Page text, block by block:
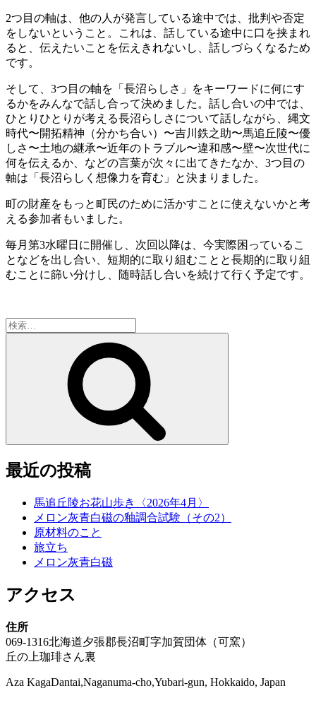
2つ目の軸は、他の人が発言している途中では、批判や否定
をしないということ。これは、話している途中に口を挟まれ
ると、伝えたいことを伝えきれないし、話しづらくなるため
です。
そして、3つ目の軸を「長沼らしさ」をキーワードに何にす
るかをみんなで話し合って決めました。話し合いの中では、
ひとりひとりが考える長沼らしさについて話しながら、縄文
時代〜開拓精神（分かち合い）〜吉川鉄之助〜馬追丘陵〜優
しさ〜土地の継承〜近年のトラブル〜違和感〜壁〜次世代に
何を伝えるか、などの言葉が次々に出てきたなか、3つ目の
軸は「長沼らしく想像力を育む」と決まりました。
町の財産をもっと町民のために活かすことに使えないかと考
える参加者もいました。
毎月第3水曜日に開催し、次回以降は、今実際困っているこ
となどを出し合い、短期的に取り組むことと長期的に取り組
むことに篩い分けし、随時話し合いを続けて行く予定です。
検
索:
最近の投稿
馬追丘陵お花山歩き〈2026年4月〉
メロン灰青白磁の釉調合試験（その2）
原材料のこと
旅立ち
メロン灰青白磁
アクセス
住所
069-1316北海道夕張郡長沼町字加賀団体（可窯）
丘の上珈琲さん裏
Aza KagaDantai,Naganuma-cho,Yubari-gun, Hokkaido, Japan